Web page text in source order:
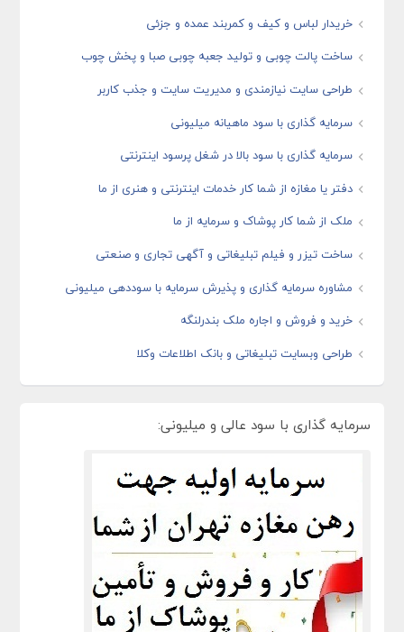
خریدار لباس و کیف و کمربند عمده و جزئی
ساخت پالت چوبی و تولید جعبه چوبی صبا و پخش چوب
طراحی سایت نیازمندی و مدیریت سایت و جذب کاربر
سرمایه گذاری با سود ماهیانه میلیونی
سرمایه گذاری با سود بالا در شغل پرسود اینترنتی
دفتر یا مغازه از شما کار خدمات اینترنتی و هنری از ما
ملک از شما کار پوشاک و سرمایه از ما
ساخت تیزر و فیلم تبلیغاتی و آگهی تجاری و صنعتی
مشاوره سرمایه گذاری و پذیرش سرمایه با سوددهی میلیونی
خرید و فروش و اجاره ملک بندرلنگه
طراحی وبسایت تبلیغاتی و بانک اطلاعات وکلا
سرمایه گذاری با سود عالی و میلیونی: